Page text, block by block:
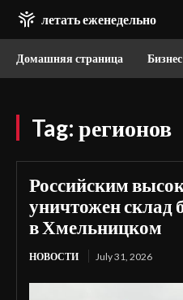
летать еженедельно
Домашняя страница Бизнес
Tag: регионов
Российским
уничтожен склад
в Хмельницком
НОВОСТИ July 31, 2026